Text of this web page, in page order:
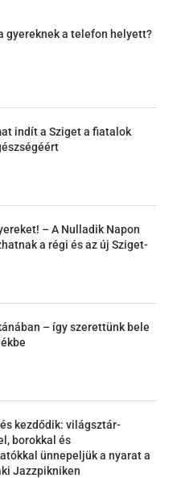
gyereknek a telefon helyett?
indít a Sziget a fiatalok
– A Nulladik Napon
a régi és az új Sziget-
– így szerettünk bele
kezdődik: világsztár-
borokkal és
ünnepeljük a nyarat a
Jazzpikniken